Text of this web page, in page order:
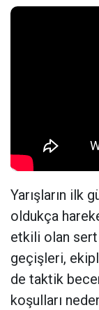
Yarışların ilk
oldukça
etkili olan
geçişleri,
de taktik
koşulları